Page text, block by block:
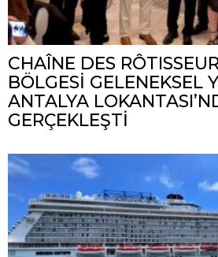
CHAÎNE DES
BÖLGESİ GELENEKSEL
ANTALYA
GERÇEKLEŞTİ